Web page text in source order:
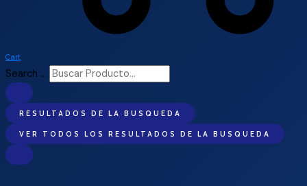
Cart
Search ...
RESULTADOS DE LA BUSQUEDA
VER TODOS LOS RESULTADOS DE LA BUSQUEDA